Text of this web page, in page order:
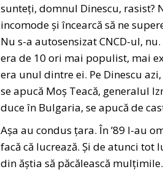
sunteți, domnul Dinescu, rasist?
incomode și încearcă să ne
Nu s-a autosensizat CNCD-ul,
era de 10 ori mai populist, mai
era unul dintre ei. Pe Dinescu
se apucă Moș Teacă, generalul
duce în Bulgaria, se apucă de
Așa au condus țara. În ’89 l-au
facă că lucrează. Și de atunci
din ăștia să păcălească